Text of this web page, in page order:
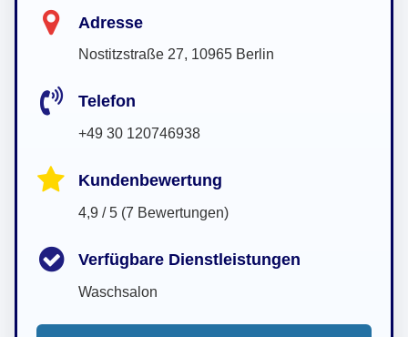
Adresse
Nostitzstraße 27, 10965 Berlin
Telefon
+49 30 120746938
Kundenbewertung
4,9 / 5 (7 Bewertungen)
Verfügbare Dienstleistungen
Waschsalon